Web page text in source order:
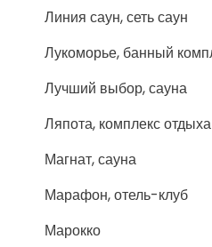
Линия саун, сеть саун
Лукоморье, банный
Лучший выбор, сауна
Ляпота, комплекс отдыха
Магнат, сауна
Марафон, отель-клуб
Марокко